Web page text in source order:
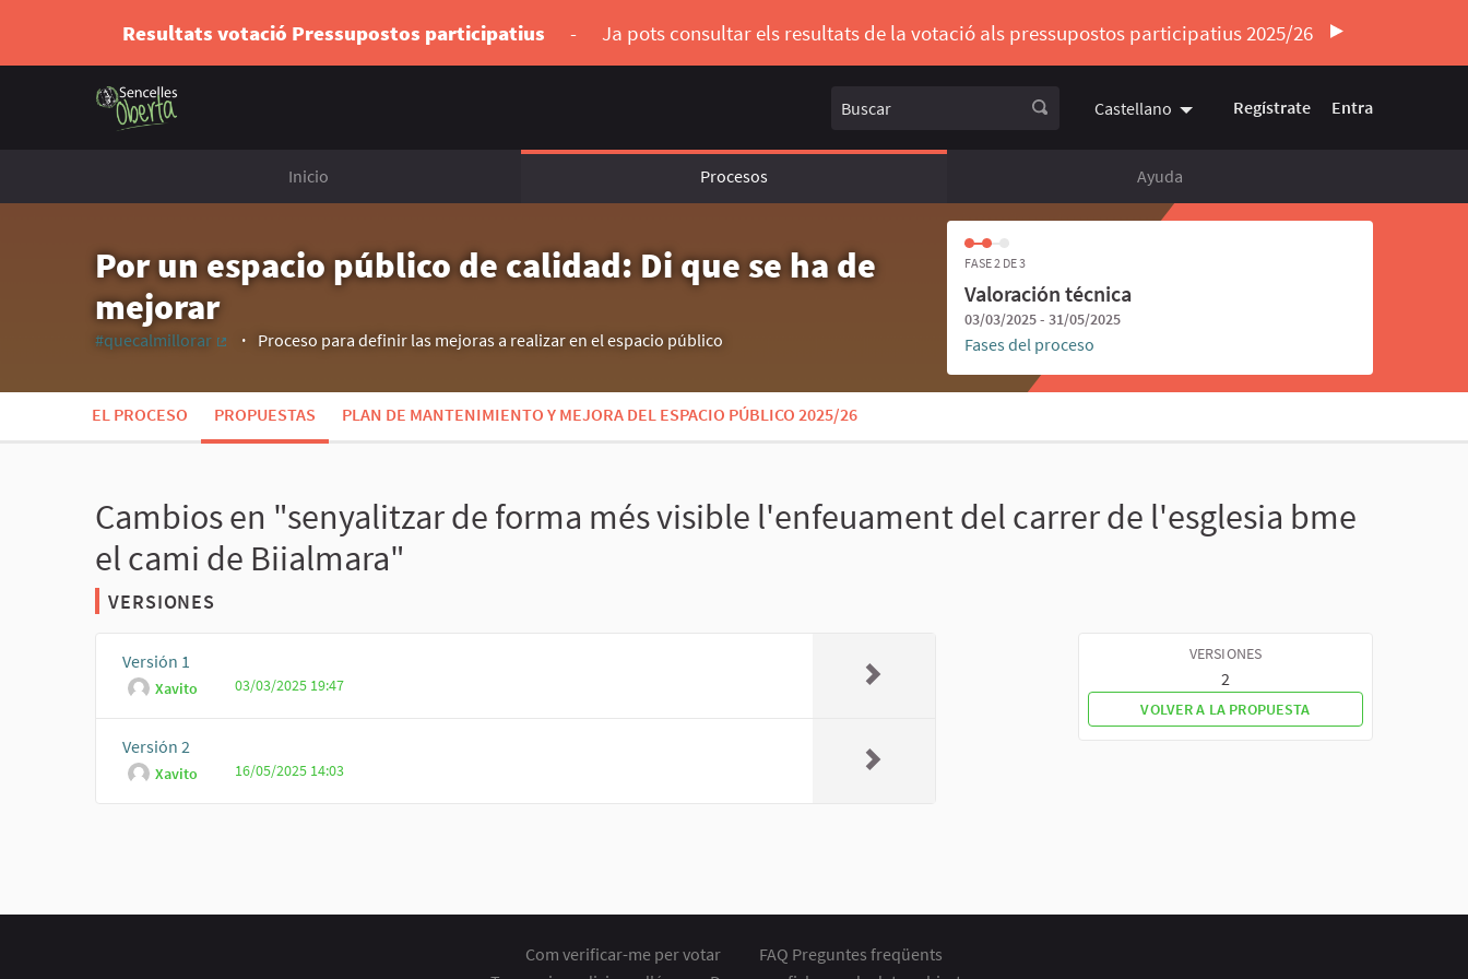
Resultats votació Pressupostos participatius - Ja pots consultar els resultats de la votació als pressupostos participatius 2025/26
Castellano Triar la llengua Elegir el idioma
Regístrate Entra
Inicio Procesos Ayuda
Por un espacio público de calidad: Di que se ha de
mejorar
#quecalmillorar
Proceso para definir las mejoras a realizar en el espacio público
FASE 2 DE 3
Valoración técnica
03/03/2025 - 31/05/2025
Fases del proceso
EL PROCESO PROPUESTAS PLAN DE MANTENIMIENTO Y MEJORA DEL ESPACIO PÚBLICO 2025/26
Cambios en "senyalitzar de forma més visible l'enfeuament del carrer de l'esglesia bme
el cami de Biialmara"
VERSIONES
Versión 1
Xavito 03/03/2025 19:47
Versión 2
Xavito 16/05/2025 14:03
VERSIONES
2
VOLVER A LA PROPUESTA
Com verificar-me per votar
FAQ Preguntes freqüents